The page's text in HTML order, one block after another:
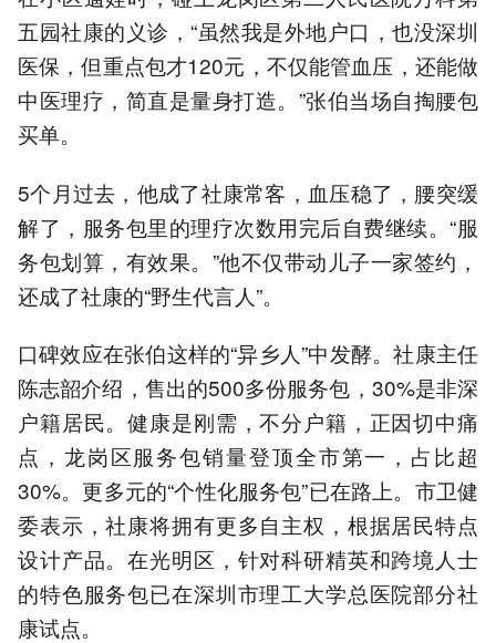
五园社康的义诊，“虽然我是外地户口，也没深圳
医保，但重点包才120元，不仅能管血压，还能做
中医理疗，简直是量身打造。”张伯当场自掏腰包
买单。
5个月过去，他成了社康常客，血压稳了，腰突缓
解了，服务包里的理疗次数用完后自费继续。“服
务包划算，有效果。”他不仅带动儿子一家签约，
还成了社康的“野生代言人”。
口碑效应在张伯这样的“异乡人”中发酵。社康主任
陈志韶介绍，售出的500多份服务包，30%是非深
户籍居民。健康是刚需，不分户籍，正因切中痛
点，龙岗区服务包销量登顶全市第一，占比超
30%。更多元的“个性化服务包”已在路上。市卫健
委表示，社康将拥有更多自主权，根据居民特点
设计产品。在光明区，针对科研精英和跨境人士
的特色服务包已在深圳市理工大学总医院部分社
康试点。